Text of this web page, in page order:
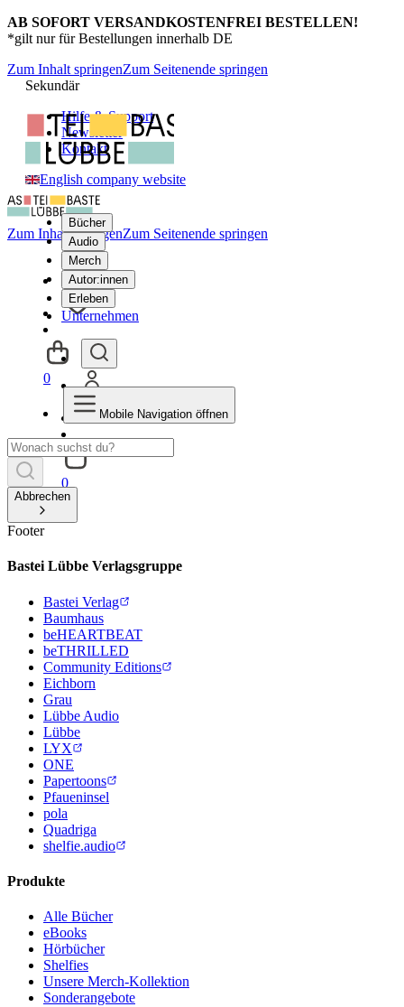
AB SOFORT VERSANDKOSTENFREI BESTELLEN!
*gilt nur für Bestellungen innerhalb DE
Zum Inhalt springenZum Seitenende springen
Sekundär
Hilfe & Support
Newsletter
Kontakt
English company website
Bücher
Audio
Merch
Autor:innen
Erleben
Unternehmen
0
Zum Inhalt springenZum Seitenende springen
0
Mobile Navigation öffnen
Abbrechen
Footer
Bastei Lübbe Verlagsgruppe
Bastei Verlag
Baumhaus
beHEARTBEAT
beTHRILLED
Community Editions
Eichborn
Grau
Lübbe Audio
Lübbe
LYX
ONE
Papertoons
Pfaueninsel
pola
Quadriga
shelfie.audio
Produkte
Alle Bücher
eBooks
Hörbücher
Shelfies
Unsere Merch-Kollektion
Sonderangebote